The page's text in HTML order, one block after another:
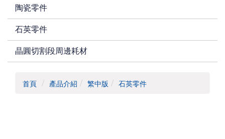
陶瓷零件
石英零件
晶圓切割段周邊耗材
首頁 產品介紹 繁中版 石英零件